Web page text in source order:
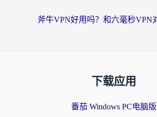
下载应用
番茄 Windows PC电脑版